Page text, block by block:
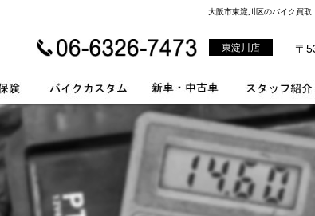
大阪市東淀川区のバイク買
東淀川店 〒